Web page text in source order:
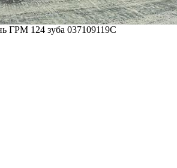
ГРМ 124 зуба 037109119C